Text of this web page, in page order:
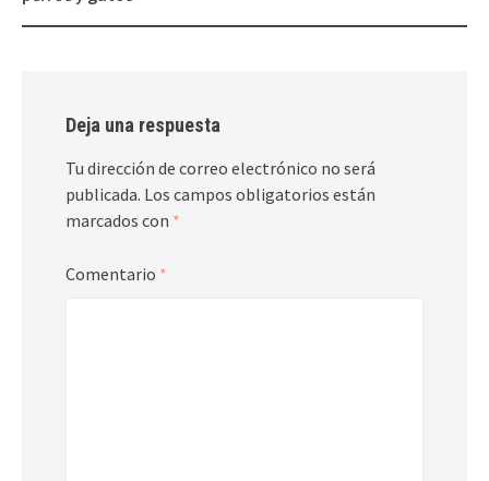
Deja una respuesta
Tu dirección de correo electrónico no será
publicada. Los campos obligatorios están
marcados con *
Comentario *